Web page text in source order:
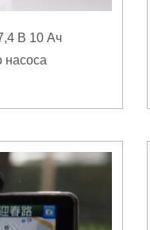
В 10 Ач
насоса